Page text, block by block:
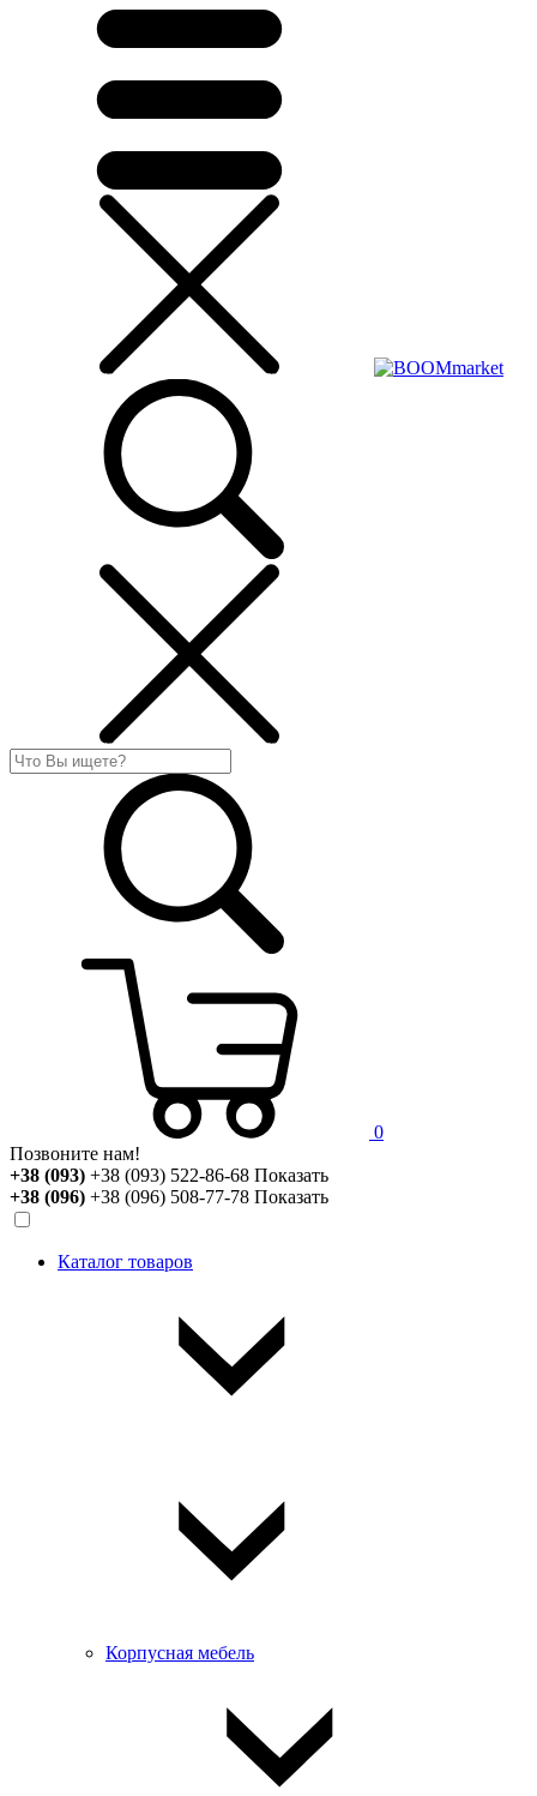
0
Позвоните нам!
+38 (093) +38 (093) 522-86-68 Показать
+38 (096) +38 (096) 508-77-78 Показать
Каталог товаров
Корпусная мебель